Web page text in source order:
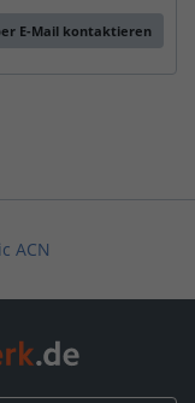
E-Mail kontaktieren
ACN